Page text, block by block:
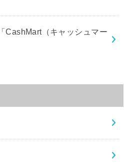
CashMart（キャッシュマー